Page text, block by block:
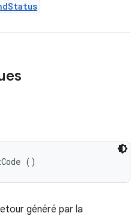
Status
()
généré par la